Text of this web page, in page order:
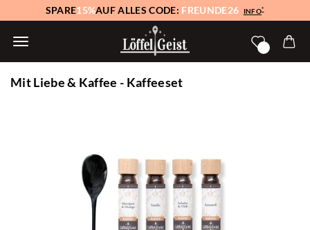
SPARE15%AUF ALLES CODE: FREUNDE26 INFO*
Mit Liebe & Kaffee - Kaffeeset